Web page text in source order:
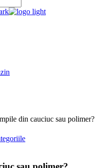
din cauciuc sau polimer?